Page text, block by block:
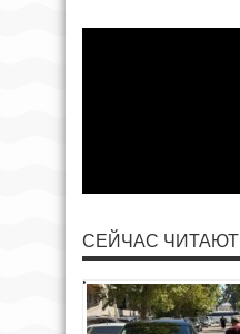
СЕЙЧАС ЧИТАЮТ